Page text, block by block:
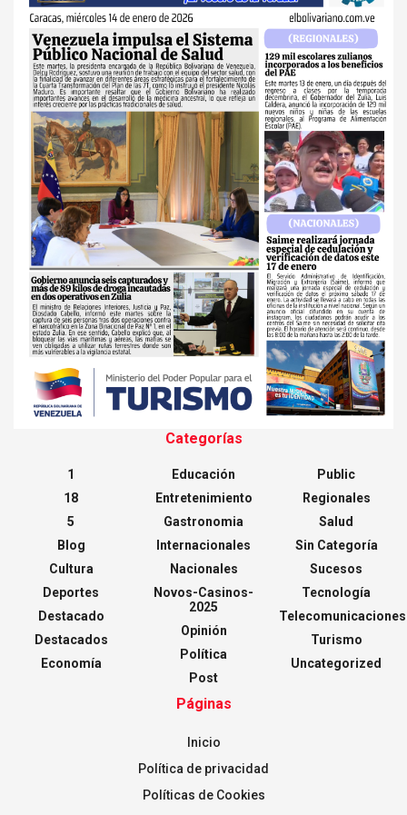
Categorías
1
18
5
Blog
Cultura
Deportes
Destacado
Destacados
Economía
Educación
Entretenimiento
Gastronomia
Internacionales
Nacionales
Novos-Casinos-
2025
Opinión
Política
Post
Public
Regionales
Salud
Sin Categoría
Sucesos
Tecnología
Telecomunicaciones
Turismo
Uncategorized
Páginas
Inicio
Política de privacidad
Políticas de Cookies